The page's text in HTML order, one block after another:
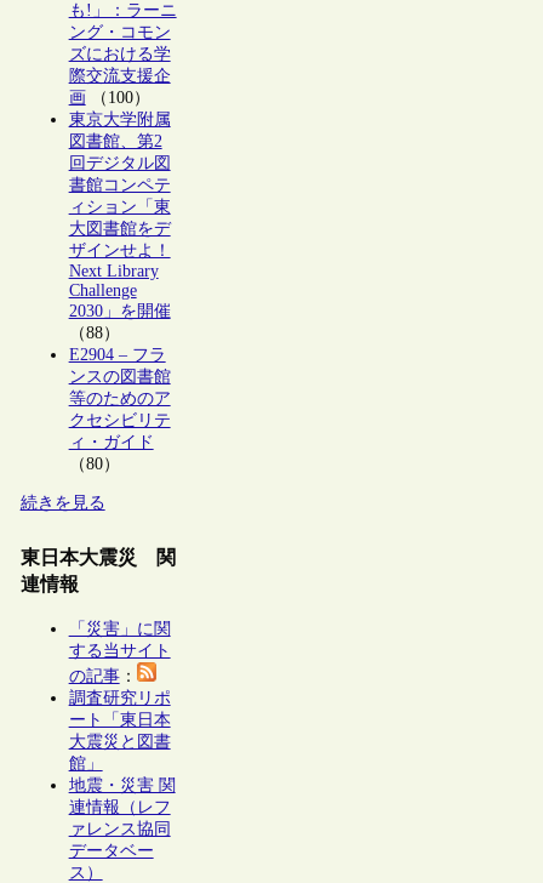
も!」：ラーニ
ング・コモン
ズにおける学
際交流支援企
画 （100）
東京大学附属
図書館、第2
回デジタル図
書館コンペテ
ィション「東
大図書館をデ
ザインせよ！
Next Library
Challenge
2030」を開催
（88）
E2904 – フラ
ンスの図書館
等のためのア
クセシビリテ
ィ・ガイド
（80）
続きを見る
東日本大震災 関
連情報
「災害」に関
する当サイト
の記事：
調査研究リポ
ート「東日本
大震災と図書
館」
地震・災害 関
連情報（レフ
ァレンス協同
データベー
ス）